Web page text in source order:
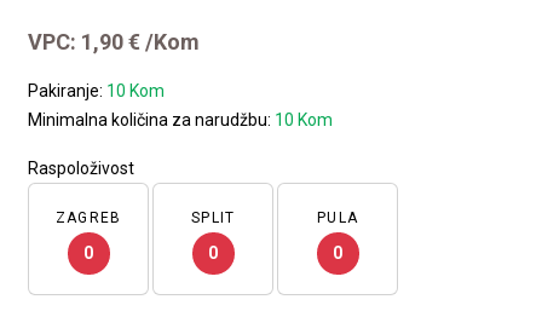
VPC: 1,90€ /Kom
Pakiranje: 10 Kom
Minimalna količina za narudžbu: 10 Kom
Raspoloživost
ZAGREB
0
SPLIT
0
PULA
0